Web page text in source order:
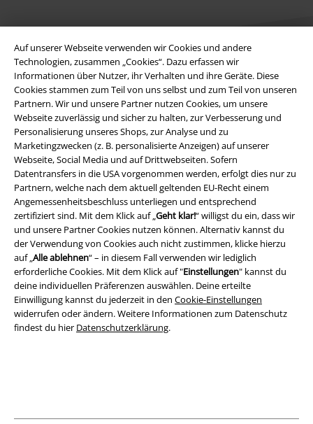
Auf unserer Webseite verwenden wir Cookies und andere
Technologien, zusammen „Cookies“. Dazu erfassen wir
Informationen über Nutzer, ihr Verhalten und ihre Geräte. Diese
Cookies stammen zum Teil von uns selbst und zum Teil von unseren
Partnern. Wir und unsere Partner nutzen Cookies, um unsere
Webseite zuverlässig und sicher zu halten, zur Verbesserung und
Personalisierung unseres Shops, zur Analyse und zu
Marketingzwecken (z. B. personalisierte Anzeigen) auf unserer
Webseite, Social Media und auf Drittwebseiten. Sofern
Datentransfers in die USA vorgenommen werden, erfolgt dies nur zu
Partnern, welche nach dem aktuell geltenden EU-Recht einem
Angemessenheitsbeschluss unterliegen und entsprechend
zertifiziert sind. Mit dem Klick auf „ Geht klar!“ willigst du ein, dass wir
und unsere Partner Cookies nutzen können. Alternativ kannst du
der Verwendung von Cookies auch nicht zustimmen, klicke hierzu
auf „ Alle ablehnen“ – in diesem Fall verwenden wir lediglich
erforderliche Cookies. Mit dem Klick auf "Einstellungen" kannst du
deine individuellen Präferenzen auswählen. Deine erteilte
Einwilligung kannst du jederzeit in den Cookie-Einstellungen
widerrufen oder ändern. Weitere Informationen zum Datenschutz
findest du hier Datenschutzerklärung.
Rechtliches
AGB
Impressum
Datenschutz
Entsorgung und Umweltschutz
Konformitätserklärung
Information zur Barrierefreiheit
Cookie-Einstellungen